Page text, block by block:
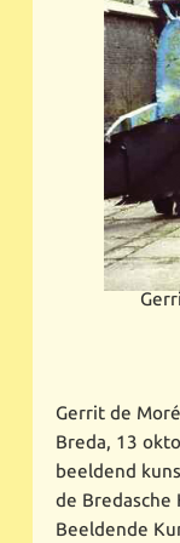
Gerrit de
Breda, 13
beeldend
de Bredasche
Beeldende